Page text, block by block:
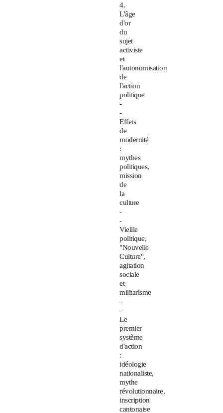
4.
L'âge
d'or
du
sujet
activiste
et
l'autonomisation
de
l'action
politique
-
-
Effets
de
modernité
:
mythes
politiques,
mission
de
la
culture
-
-
Vieille
politique,
"Nouvelle
Culture",
agitation
sociale
et
militarisme
-
-
Le
premier
système
d'action
:
idéologie
nationaliste,
mythe
révolutionnaire,
inscription
cantonaise